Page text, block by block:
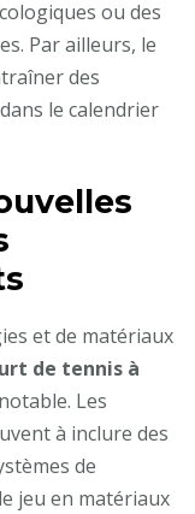
ou des
Par ailleurs, le
des
le calendrier
et de matériaux
de tennis à
Les
à inclure des
de
jeu en matériaux